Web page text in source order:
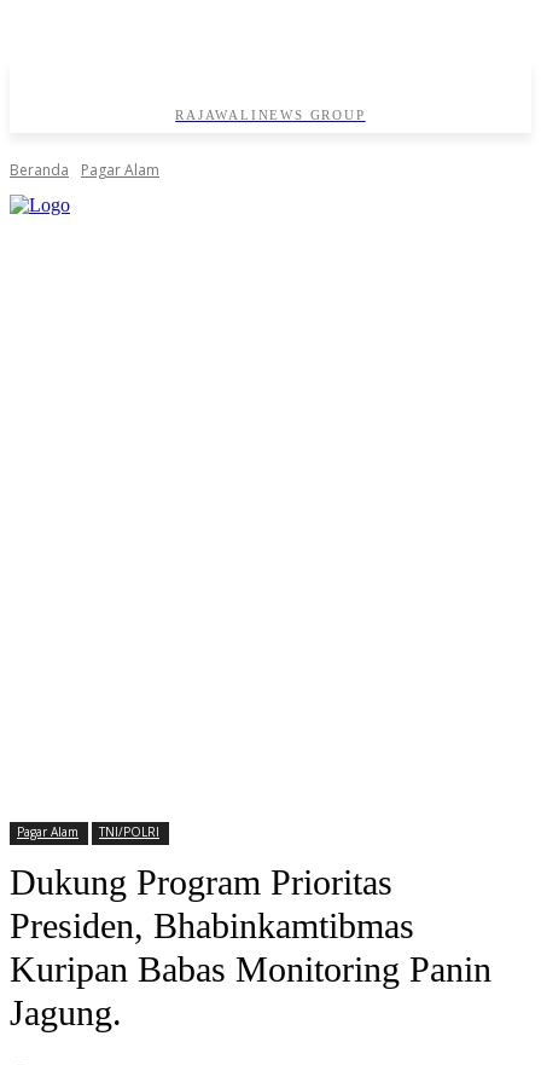
RAJAWALINEWS GROUP
Beranda Pagar Alam
Pagar Alam TNI/POLRI
Dukung Program Prioritas
Presiden, Bhabinkamtibmas
Kuripan Babas Monitoring Panin
Jagung.